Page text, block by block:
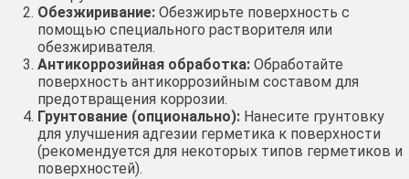
Обезжиривание: Обезжирьте поверхность с
помощью специального растворителя или
обезжиривателя․
Антикоррозийная обработка: Обработайте
поверхность антикоррозийным составом для
предотвращения коррозии․
Грунтование (опционально): Нанесите грунтовку
для улучшения адгезии герметика к поверхности
(рекомендуется для некоторых типов герметиков и
поверхностей)․